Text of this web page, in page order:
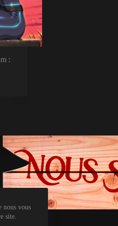
nous vous
site.
: